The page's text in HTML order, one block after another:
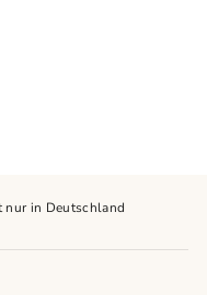
nur in Deutschland